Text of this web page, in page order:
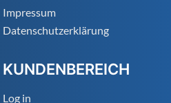
Impressum
Datenschutzerklärung
KUNDENBEREICH
Log in